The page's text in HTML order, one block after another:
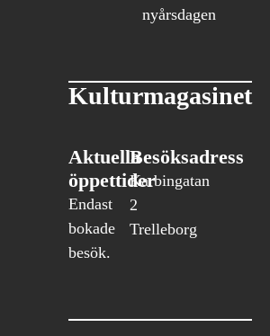
nyårsdagen
Kulturmagasinet
Aktuella
öppettider
Endast
bokade
besök.
Besöksadress
Karbingatan
2
Trelleborg